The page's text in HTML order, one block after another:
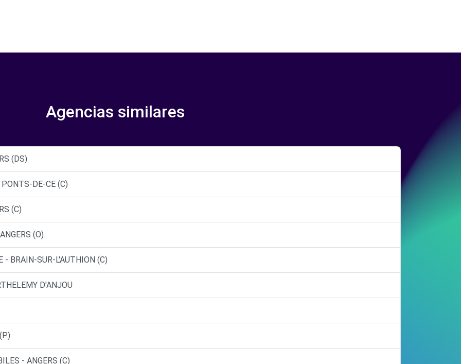
Agencias similares
(DS)
DE-CE (C)
(C)
(O)
- BRAIN-SUR-L'AUTHION (C)
D'ANJOU
- ANGERS (C)